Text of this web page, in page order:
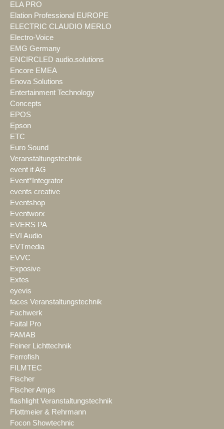
ELA PRO
Elation Professional EUROPE
ELECTRIC CLAUDIO MERLO
Electro-Voice
EMG Germany
ENCIRCLED audio.solutions
Encore EMEA
Enova Solutions
Entertainment Technology
Concepts
EPOS
Epson
ETC
Euro Sound
Veranstaltungstechnik
event it AG
Event*Integrator
events creative
Eventshop
Eventworx
EVERS PA
EVI Audio
EVTmedia
EVVC
Exposive
Extes
eyevis
faces Veranstaltungstechnik
Fachwerk
Faital Pro
FAMAB
Feiner Lichttechnik
Ferrofish
FILMTEC
Fischer
Fischer Amps
flashlight Veranstaltungstechnik
Flottmeier & Rehrmann
Focon Showtechnic